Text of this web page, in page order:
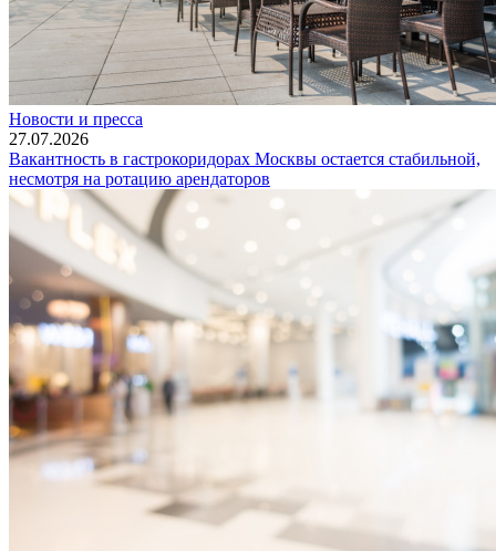
Новости и пресса
27.07.2026
Вакантность в гастрокоридорах Москвы остается стабильной,
несмотря на ротацию арендаторов